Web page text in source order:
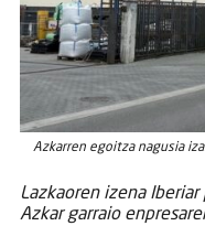
Azkarren egoitza nagusia
Lazkaoren izena
Azkar garraio